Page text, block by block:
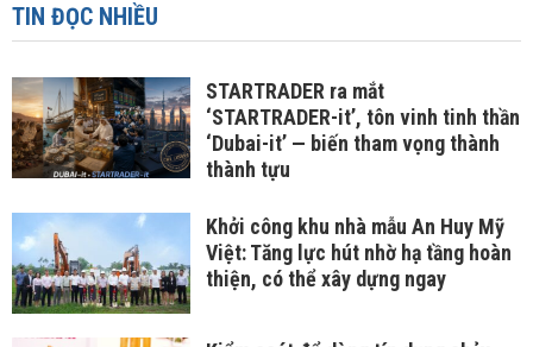
TIN ĐỌC NHIỀU
STARTRADER ra mắt
‘STARTRADER-it’, tôn vinh tinh thần
‘Dubai-it’ — biến tham vọng thành
thành tựu
Khởi công khu nhà mẫu An Huy Mỹ
Việt: Tăng lực hút nhờ hạ tầng hoàn
thiện, có thể xây dựng ngay